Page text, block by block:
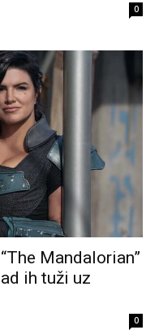
0
Mandalorian”
ih tuži uz
0